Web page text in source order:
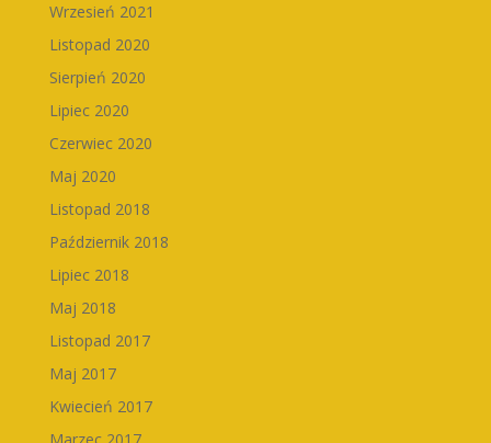
Wrzesień 2021
Listopad 2020
Sierpień 2020
Lipiec 2020
Czerwiec 2020
Maj 2020
Listopad 2018
Październik 2018
Lipiec 2018
Maj 2018
Listopad 2017
Maj 2017
Kwiecień 2017